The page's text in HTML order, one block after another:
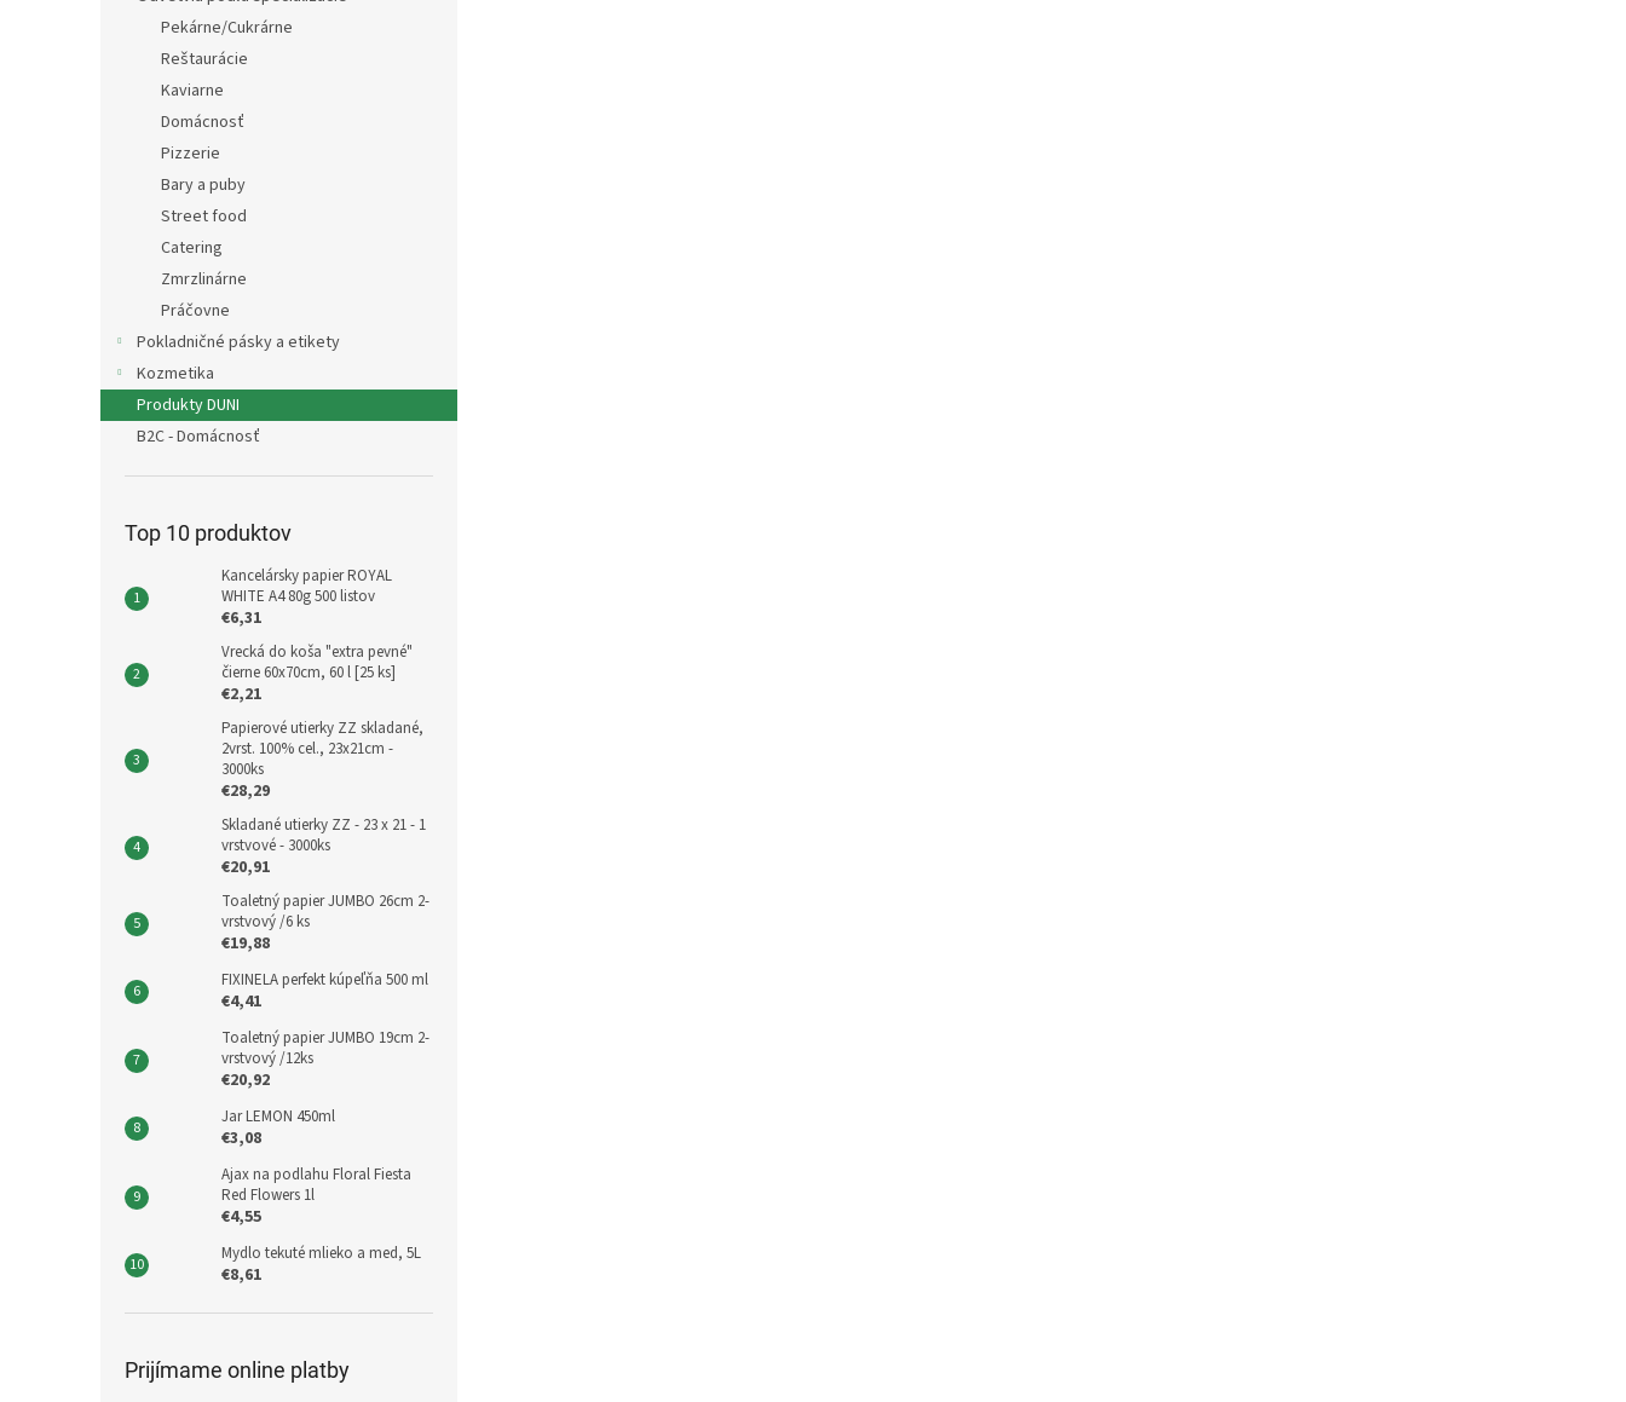
Pekárne/Cukrárne
Reštaurácie
Kaviarne
Domácnosť
Pizzerie
Bary a puby
Street food
Catering
Zmrzlinárne
Práčovne
Pokladničné pásky a etikety
Kozmetika
Produkty DUNI
B2C - Domácnosť
Top 10 produktov
Kancelársky papier ROYAL
WHITE A4 80g 500 listov
€6,31
Vrecká do koša "extra pevné"
čierne 60x70cm, 60 l [25 ks]
€2,21
Papierové utierky ZZ skladané,
2vrst. 100% cel., 23x21cm -
3000ks
€28,29
Skladané utierky ZZ - 23 x 21 - 1
vrstvové - 3000ks
€20,91
Toaletný papier JUMBO 26cm 2-
vrstvový /6 ks
€19,88
FIXINELA perfekt kúpeľňa 500 ml
€4,41
Toaletný papier JUMBO 19cm 2-
vrstvový /12ks
€20,92
Jar LEMON 450ml
€3,08
Ajax na podlahu Floral Fiesta
Red Flowers 1l
€4,55
Mydlo tekuté mlieko a med, 5L
€8,61
Prijímame online platby